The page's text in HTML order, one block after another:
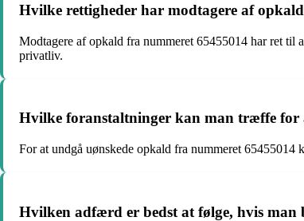
Hvilke rettigheder har modtagere af
Modtagere af opkald fra nummeret 65455014 har ret til
privatliv.
Hvilke foranstaltninger kan man træffe for
For at undgå uønskede opkald fra nummeret
Hvilken adfærd er bedst at følge, hvis